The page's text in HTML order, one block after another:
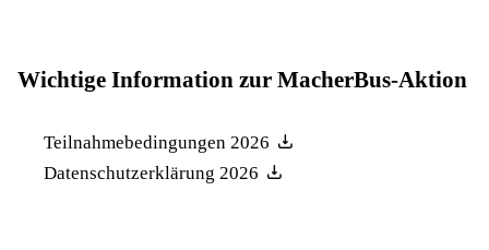
Wichtige Information zur MacherBus-Aktion
Teilnahmebedingungen 2026
Datenschutzerklärung 2026